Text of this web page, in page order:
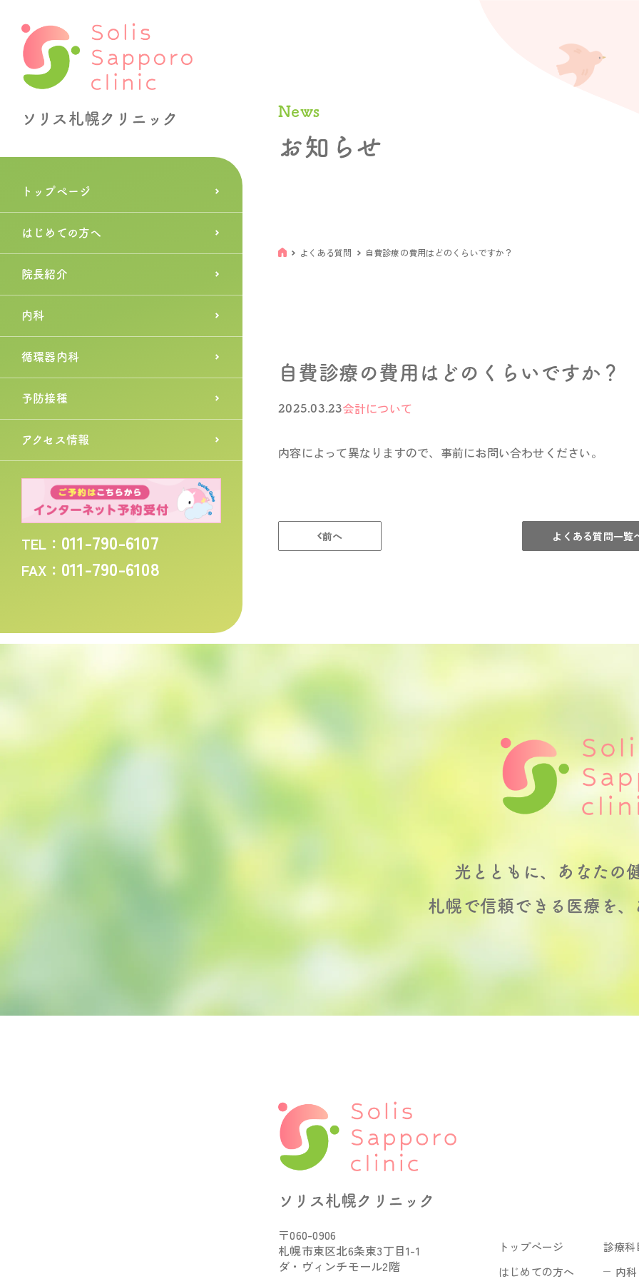
ソリス札幌クリニック
トップページ
はじめての方へ
院長紹介
内科
循環器内科
予防接種
アクセス情報
TEL： 011-790-6107
FAX： 011-790-6108
News
お知らせ
よくある質問 自費診療の費用はどのくらいですか？
自費診療の費用はどのくらいですか？
2025.03.23会計について
内容によって異なりますので、事前にお問い合わせください。
前へ よくある質問一覧
光とともに、
あなたの
札幌で信頼できる医療を、
ソリス札幌クリニック
〒060-0906
札幌市東区北6条東3丁目1-1
ダ・ヴィンチモール2階
トップページ
はじめての方へ
診療科
内科